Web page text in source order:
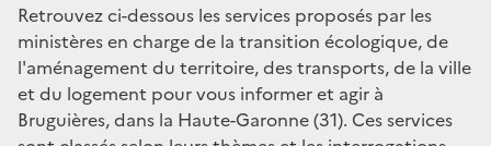
Retrouvez ci-dessous les services proposés par les
ministères en charge de la transition écologique, de
l'aménagement du territoire, des transports, de la ville
et du logement pour vous informer et agir à
Bruguières, dans la Haute-Garonne (31). Ces services